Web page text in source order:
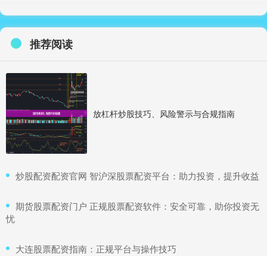
推荐阅读
放杠杆炒股技巧、风险警示与合规指南
​炒股配资配资官网 智沪深股票配资平台：助力投资，提升收益
​期货股票配资门户 正规股票配资软件：安全可靠，助你投资无
忧
​大连股票配资指南：正规平台与操作技巧